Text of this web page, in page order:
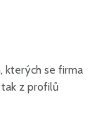
kterých se firma
tak z profilů